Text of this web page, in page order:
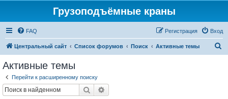
Грузоподъёмные краны
FAQ Вход
Регистрация
Центральный сайт Список форумов Поиск Активные темы
Активные темы
Перейти к расширенному поиску
Поиск